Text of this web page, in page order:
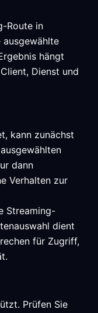
Route in
ausgewählte
hängt
Dienst und
kann zunächst
dann
Verhalten zur
Streaming-
dient
für Zugriff,
Prüfen Sie